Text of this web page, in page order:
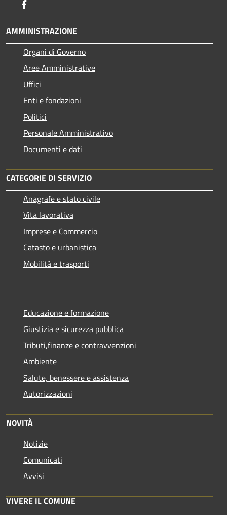
AMMINISTRAZIONE
Organi di Governo
Aree Amministrative
Uffici
Enti e fondazioni
Politici
Personale Amministrativo
Documenti e dati
CATEGORIE DI SERVIZIO
Anagrafe e stato civile
Vita lavorativa
Imprese e Commercio
Catasto e urbanistica
Mobilità e trasporti
Educazione e formazione
Giustizia e sicurezza pubblica
Tributi,finanze e contravvenzioni
Ambiente
Salute, benessere e assistenza
Autorizzazioni
NOVITÀ
Notizie
Comunicati
Avvisi
VIVERE IL COMUNE